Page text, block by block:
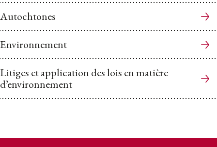
Autochtones
Environnement
Litiges et application des lois en matière
d’environnement